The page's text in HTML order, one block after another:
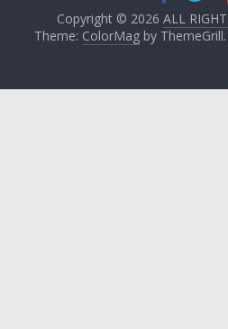
Copyright © 2026 ALL
Theme: ColorMagby